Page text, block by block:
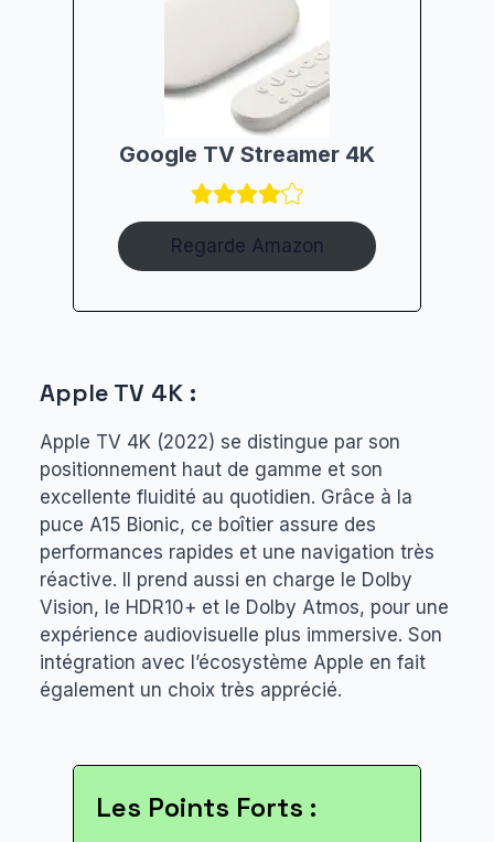
Google TV Streamer 4K
Regarde Amazon
Apple TV 4K :
Apple TV 4K (2022) se distingue par son
positionnement haut de gamme et son
excellente fluidité au quotidien. Grâce à la
puce A15 Bionic, ce boîtier assure des
performances rapides et une navigation très
réactive. Il prend aussi en charge le Dolby
Vision, le HDR10+ et le Dolby Atmos, pour une
expérience audiovisuelle plus immersive. Son
intégration avec l’écosystème Apple en fait
également un choix très apprécié.
Les Points Forts :